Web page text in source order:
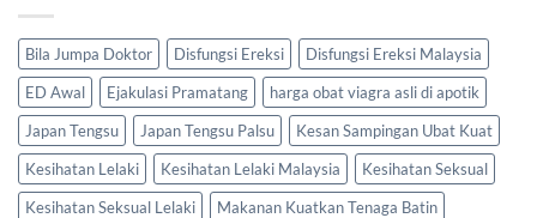
Bila Jumpa Doktor Disfungsi Ereksi
Disfungsi Ereksi Malaysia
ED Awal
Ejakulasi Pramatang
harga obat viagra asli di apotik
Japan Tengsu
Japan Tengsu Palsu
Kesan Sampingan Ubat Kuat
Kesihatan Lelaki
Kesihatan Lelaki Malaysia
Kesihatan Seksual
Kesihatan Seksual Lelaki
Makanan Kuatkan Tenaga Batin